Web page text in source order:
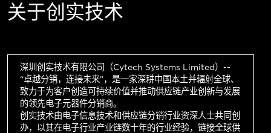
关于创实技术
深圳创实技术有限公司（Cytech Systems Limited）--
“卓越分销，连接未来”，是一家深耕中国本土并辐射全球、
致力于为客户创造可持续价值并推动供应链产业创新与发展
的领先电子元器件分销商。
创实技术由电子信息技术和供应链分销行业资深人士共同创
办，以其在电子行业产业链数十年的行业经验，链接全球供